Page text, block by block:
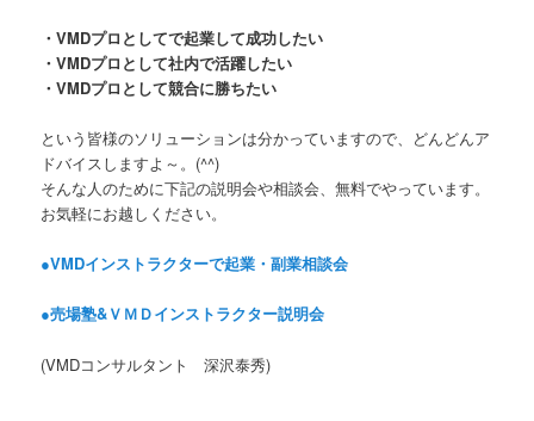
・VMDプロとしてで起業して成功したい
・VMDプロとして社内で活躍したい
・VMDプロとして競合に勝ちたい
という皆様のソリューションは分かっていますので、どんどんア
ドバイスしますよ～。(^^)
そんな人のために下記の説明会や相談会、無料でやっています。
お気軽にお越しください。
●VMDインストラクターで起業・副業相談会
●売場塾&ＶＭＤインストラクター説明会
(VMDコンサルタント 深沢泰秀)